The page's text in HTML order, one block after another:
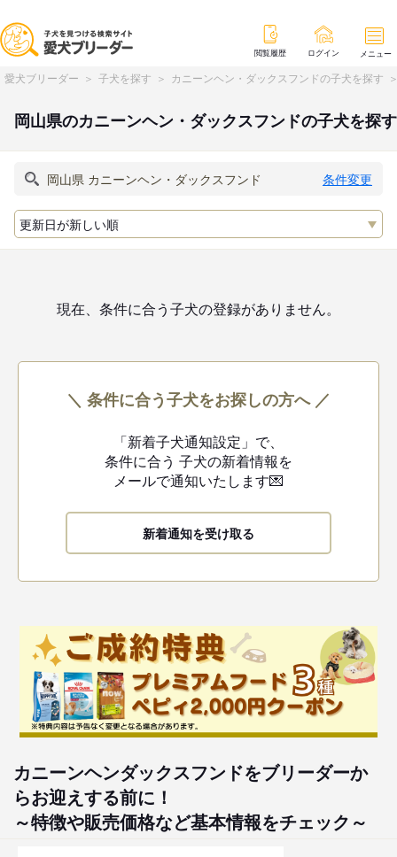
閲覧履歴 ログイン メニュー
愛犬ブリーダー 子犬を探す カニーンヘン・ダックスフンドの子犬を探す
岡山県のカニーンヘン・ダックスフンドの子犬を探す
条件変更
現在、条件に合う子犬の登録がありません。
＼ 条件に合う子犬をお探しの方へ ／
「新着子犬通知設定」で、
条件に合う 子犬の新着情報を
メールで通知いたします💌
新着通知を受け取る
カニーンヘンダックスフンドをブリーダーか
らお迎えする前に！
～特徴や販売価格など基本情報をチェック～